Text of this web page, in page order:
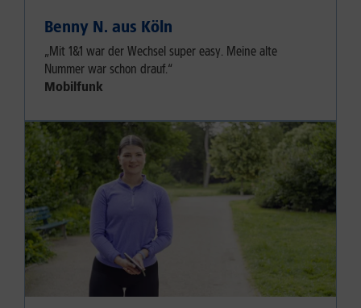
Benny N. aus Köln
„Mit 1&1 war der Wechsel super easy. Meine alte
Nummer war schon drauf.“
Mobilfunk